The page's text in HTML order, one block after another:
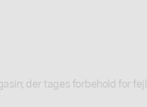
der tages forbehold for fejl